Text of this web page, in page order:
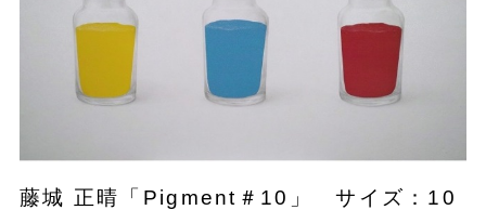
藤城 正晴「Pigment＃10」 サイズ：10